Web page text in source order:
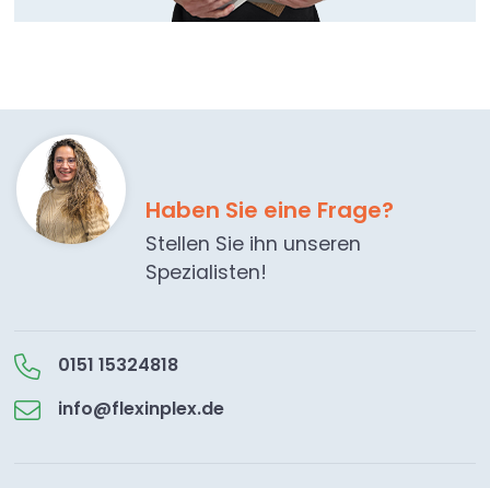
Haben Sie eine Frage?
Stellen Sie ihn unseren
Spezialisten!
0151 15324818
info@flexinplex.de